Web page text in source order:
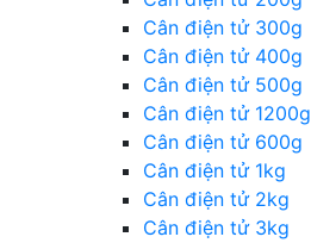
Cân điện tử 300g
Cân điện tử 400g
Cân điện tử 500g
Cân điện tử 1200g
Cân điện tử 600g
Cân điện tử 1kg
Cân điện tử 2kg
Cân điện tử 3kg